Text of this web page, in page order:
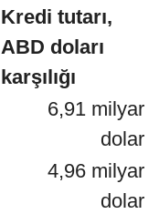
Kredi tutarı,
ABD doları
karşılığı
6,91 milyar
dolar
4,96 milyar
dolar